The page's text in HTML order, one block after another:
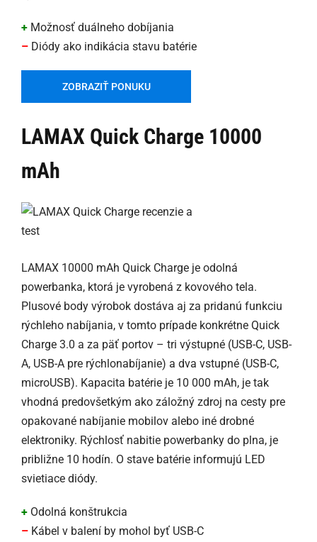
+ Možnosť duálneho dobíjania
– Diódy ako indikácia stavu batérie
ZOBRAZIŤ PONUKU
LAMAX Quick Charge 10000
mAh
LAMAX 10000 mAh Quick Charge je odolná
powerbanka, ktorá je vyrobená z kovového tela.
Plusové body výrobok dostáva aj za pridanú funkciu
rýchleho nabíjania, v tomto prípade konkrétne Quick
Charge 3.0 a za päť portov – tri výstupné (USB-C, USB-
A, USB-A pre rýchlonabíjanie) a dva vstupné (USB-C,
microUSB). Kapacita batérie je 10 000 mAh, je tak
vhodná predovšetkým ako záložný zdroj na cesty pre
opakované nabíjanie mobilov alebo iné drobné
elektroniky. Rýchlosť nabitie powerbanky do plna, je
približne 10 hodín. O stave batérie informujú LED
svietiace diódy.
+ Odolná konštrukcia
– Kábel v balení by mohol byť USB-C